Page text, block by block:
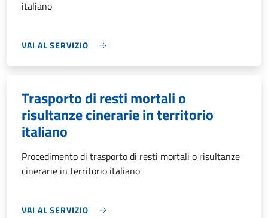
italiano
VAI AL SERVIZIO
Trasporto di resti mortali o
risultanze cinerarie in territorio
italiano
Procedimento di trasporto di resti mortali o risultanze
cinerarie in territorio italiano
VAI AL SERVIZIO